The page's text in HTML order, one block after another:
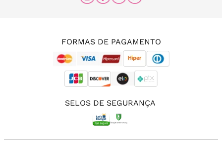
FORMAS DE PAGAMENTO
SELOS DE SEGURANÇA